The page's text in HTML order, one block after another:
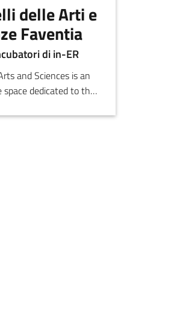
delle Arti e
Faventia
di in-ER
and Sciences is an
dedicated to the
materials.